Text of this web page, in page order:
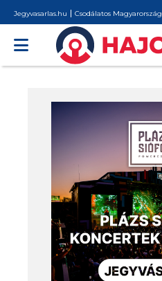
Jegyvasarlas.hu Csodálatos Magyarország